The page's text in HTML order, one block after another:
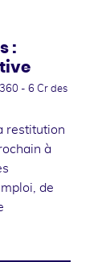
:
- 6 Cr des
restitution
à
de